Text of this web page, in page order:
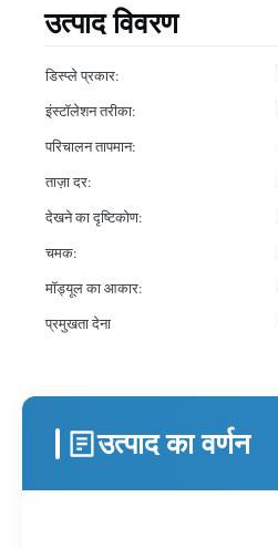
उत्पाद विवरण
डिस्प्ले प्रकार:
इंस्टॉलेशन तरीका:
परिचालन तापमान:
ताज़ा दर:
देखने का दृष्टिकोण:
चमक:
मॉड्यूल का आकार:
प्रमुखता देना
उत्पाद का वर्णन